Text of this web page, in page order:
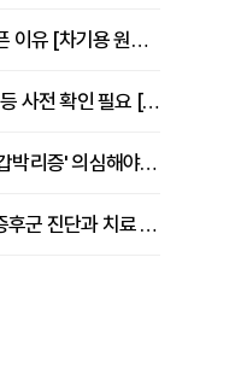
허리 MRI는 정상인데 계속 아픈 이유 [차기용 원장 칼럼]
휴가철 건강검진, 금식·복용약 등 사전 확인 필요 [정도감 원장 칼럼]
손발톱 들뜨고 벗겨진다면 '조갑박리증' 의심해야 [김철윤 원장 칼럼]
손 저림 반복된다면 손목터널증후군 진단과 치료 시기 살펴야 [김동현 원장 칼럼]